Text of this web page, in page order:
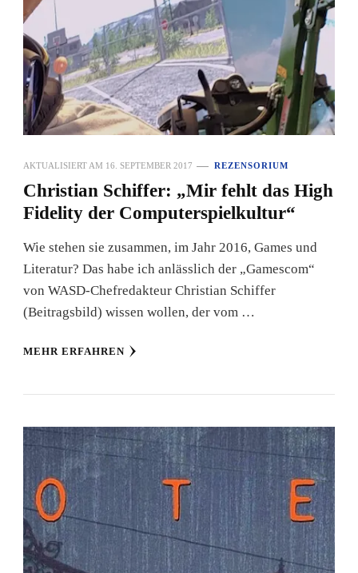
AKTUALISIERT AM 16. SEPTEMBER 2017 REZENSORIUM
Christian Schiffer: „Mir fehlt das High
Fidelity der Computerspielkultur“
Wie stehen sie zusammen, im Jahr 2016, Games und
Literatur? Das habe ich anlässlich der „Gamescom“
von WASD-Chefredakteur Christian Schiffer
(Beitragsbild) wissen wollen, der vom …
MEHR ERFAHREN